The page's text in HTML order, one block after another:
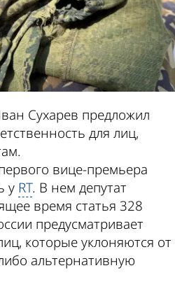
Сухарев предложил
для лиц,
вице-премьера
у RT. В нем депутат
время статья 328
предусматривает
которые уклоняются от
альтернативную